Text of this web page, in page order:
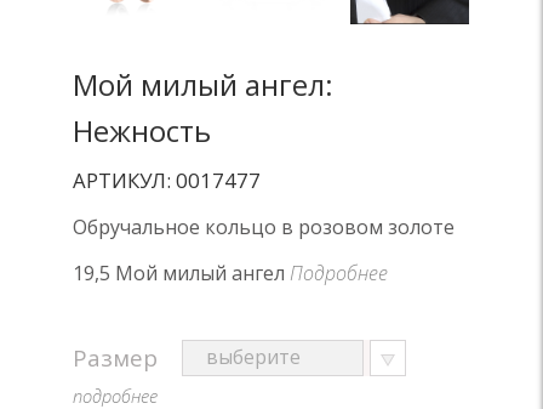
Мой милый ангел:
Нежность
АРТИКУЛ: 0017477
Обручальное кольцо в розовом золоте
19,5 Мой милый ангел Подробнее
Размер
подробнее